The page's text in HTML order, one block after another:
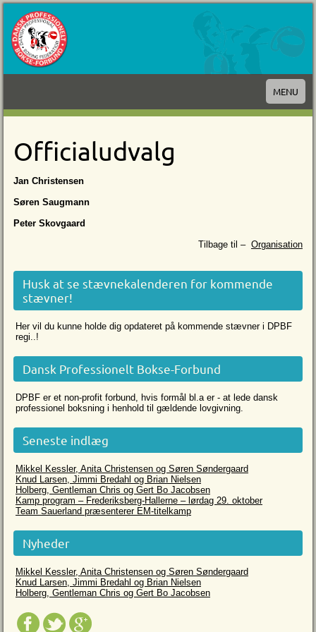
MENU
Officialudvalg
Jan Christensen
Søren Saugmann
Peter Skovgaard
Tilbage til – Organisation
Husk at se stævnekalenderen for kommende
stævner!
Her vil du kunne holde dig opdateret på kommende stævner i DPBF
regi..!
Dansk Professionelt Bokse-Forbund
DPBF er et non-profit forbund, hvis formål bl.a er - at lede dansk
professionel boksning i henhold til gældende lovgivning.
Seneste indlæg
Mikkel Kessler, Anita Christensen og Søren Søndergaard
Knud Larsen, Jimmi Bredahl og Brian Nielsen
Holberg, Gentleman Chris og Gert Bo Jacobsen
Kamp program – Frederiksberg-Hallerne – lørdag 29. oktober
Team Sauerland præsenterer EM-titelkamp
Nyheder
Mikkel Kessler, Anita Christensen og Søren Søndergaard
Knud Larsen, Jimmi Bredahl og Brian Nielsen
Holberg, Gentleman Chris og Gert Bo Jacobsen